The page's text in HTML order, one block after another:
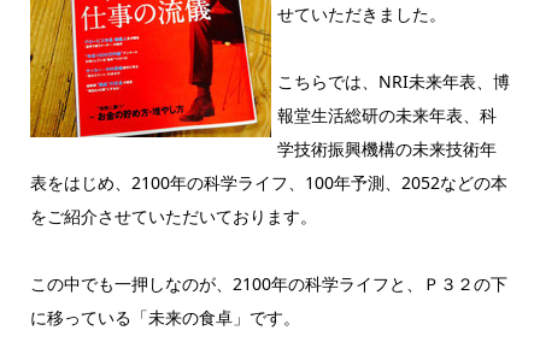
せていただきました。
こちらでは、NRI未来年表、博
報堂生活総研の未来年表、科
学技術振興機構の未来技術年
表をはじめ、2100年の科学ライフ、100年予測、2052などの本
をご紹介させていただいております。
この中でも一押しなのが、2100年の科学ライフと、Ｐ３２の下
に移っている「未来の食卓」です。